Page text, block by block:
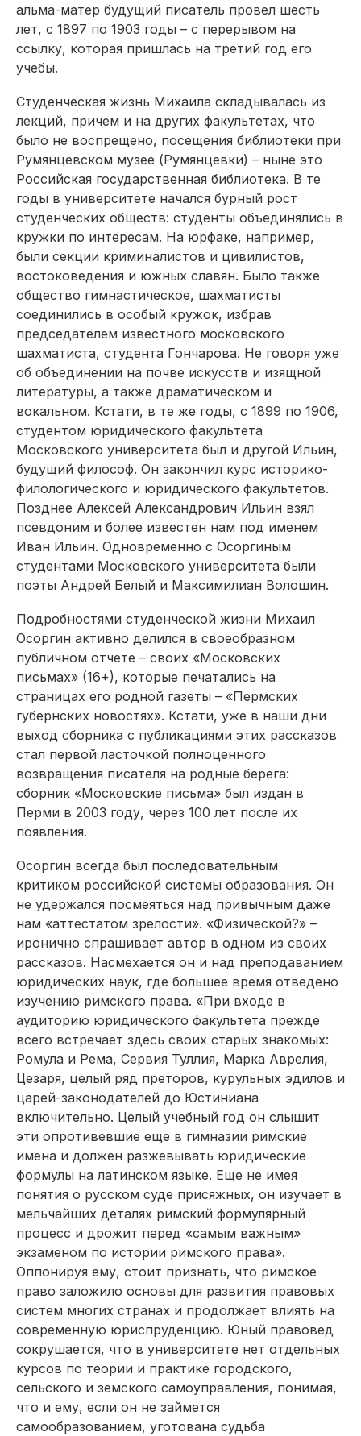
альма-матер будущий писатель провел шесть
лет, с 1897 по 1903 годы – с перерывом на
ссылку, которая пришлась на третий год его
учебы.
Студенческая жизнь Михаи­ла складывалась из
лекций, причем и на других факультетах, что
было не воспрещено, посещения библиотеки при
Румянцевском музее (Румянцевки) – ныне это
Российская государственная библиотека. В те
годы в университете начался бурный рост
студенческих обществ: студенты объединялись в
кружки по интересам. На юрфаке, например,
были секции криминалистов и цивилистов,
востоковедения и южных славян. Было также
общество гимнастическое, шахматисты
соединились в особый кружок, избрав
председателем известного московского
шахматиста, студента Гончарова. Не говоря уже
об объединении на почве искусств и изящной
литературы, а также драматическом и
вокальном. Кстати, в те же годы, с 1899 по 1906,
студентом юридического факультета
Московского университета был и другой Ильин,
будущий философ. Он закончил курс историко-
филологического и юридического факультетов.
Позднее Алексей Александрович Ильин взял
псевдоним и более известен нам под именем
Иван Ильин. Одновременно с Осоргиным
студентами Московского университета были
поэты Андрей Белый и Максимилиан Волошин.
Подробностями студенческой жизни Михаил
Осоргин активно делился в своеобразном
публичном отчете – своих «Московских
письмах» (16+), которые печатались на
страницах его родной газеты – «Пермских
губернских новостях». Кстати, уже в наши дни
выход сборника с публикация­ми этих рассказов
стал первой ласточкой полноценного
возвращения писателя на родные берега:
сборник «Московские письма» был издан в
Перми в 2003 году, через 100 лет после их
появления.
Осоргин всегда был последовательным
критиком российской системы образования. Он
не удержался посмеяться над привычным даже
нам «аттестатом зрелости». «Физической?» –
иронично спрашивает автор в одном из своих
рассказов. Насмехается он и над преподаванием
юридических наук, где большее время отведено
изучению римского права. «При входе в
аудиторию юридического факультета прежде
всего встречает здесь своих старых знакомых:
Ромула и Рема, Сервия Туллия, Марка Аврелия,
Цезаря, целый ряд преторов, курульных эдилов и
царей-законодателей до Юстиниана
включительно. Целый учебный год он слышит
эти опротивевшие еще в гимназии римские
имена и должен разжевывать юридические
формулы на латинском языке. Еще не имея
понятия о русском суде присяжных, он изучает в
мельчайших деталях римский формулярный
процесс и дрожит перед «самым важным»
экзаменом по истории римского права».
Оппонируя ему, стоит признать, что римское
право заложило основы для развития правовых
систем многих странах и продолжает влиять на
современную юриспруденцию. Юный правовед
сокрушается, что в университете нет отдельных
курсов по теории и практике городского,
сельского и земского самоуправления, понимая,
что и ему, если он не займется
самообразованием, уготована судьба